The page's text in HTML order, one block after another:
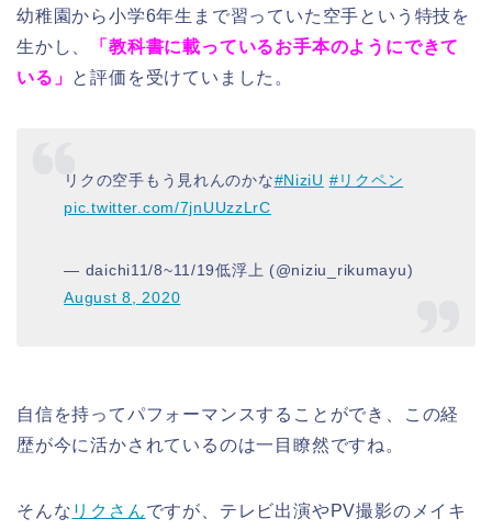
幼稚園から小学6年生まで習っていた空手という特技を
生かし、
「教科書に載っているお手本のようにできて
いる」 と評価を受けていました。
リクの空手もう見れんのかな#NiziU #リクペン
pic.twitter.com/7jnUUzzLrC
— daichi️11/8~11/19低浮上 (@niziu_rikumayu)
August 8, 2020
自信を持ってパフォーマンスすることができ、この経
歴が今に活かされているのは一目瞭然ですね。
そんな リクさんですが、テレビ出演やPV撮影のメイキ